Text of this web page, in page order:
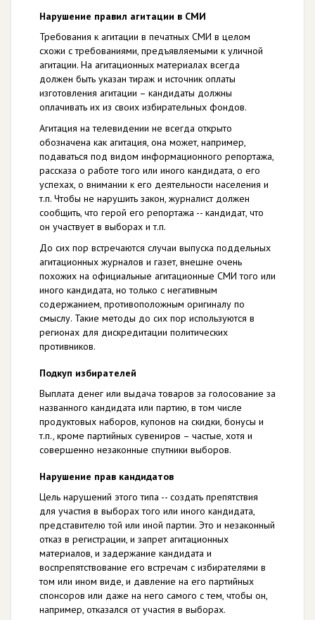
Нарушение правил агитации в СМИ
Требования к агитации в печатных СМИ в целом
схожи с требованиями, предъявляемыми к уличной
агитации. На агитационных материалах всегда
должен быть указан тираж и источник оплаты
изготовления агитации – кандидаты должны
оплачивать их из своих избирательных фондов.
Агитация на телевидении не всегда открыто
обозначена как агитация, она может, например,
подаваться под видом информационного репортажа,
рассказа о работе того или иного кандидата, о его
успехах, о внимании к его деятельности населения и
т.п. Чтобы не нарушить закон, журналист должен
сообщить, что герой его репортажа -- кандидат, что
он участвует в выборах и т.п.
До сих пор встречаются случаи выпуска поддельных
агитационных журналов и газет, внешне очень
похожих на официальные агитационные СМИ того или
иного кандидата, но только с негативным
содержанием, противоположным оригиналу по
смыслу. Такие методы до сих пор используются в
регионах для дискредитации политических
противников.
Подкуп избирателей
Выплата денег или выдача товаров за голосование за
названного кандидата или партию, в том числе
продуктовых наборов, купонов на скидки, бонусы и
т.п., кроме партийных сувениров – частые, хотя и
совершенно незаконные спутники выборов.
Нарушение прав кандидатов
Цель нарушений этого типа -- создать препятствия
для участия в выборах того или иного кандидата,
представителю той или иной партии. Это и незаконный
отказ в регистрации, и запрет агитационных
материалов, и задержание кандидата и
воспрепятствование его встречам с избирателями в
том или ином виде, и давление на его партийных
спонсоров или даже на него самого с тем, чтобы он,
например, отказался от участия в выборах.